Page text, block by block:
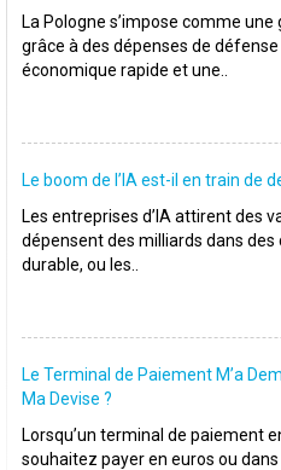
La Pologne s’impose comme
grâce à des dépenses de
économique rapide et une..
Le boom de l’IA est-il en train de
Les entreprises d’IA attirent des
dépensent des milliards dans des
durable, ou les..
Le Terminal de Paiement M’a
Ma Devise ?
Lorsqu’un terminal de paiement
souhaitez payer en euros ou